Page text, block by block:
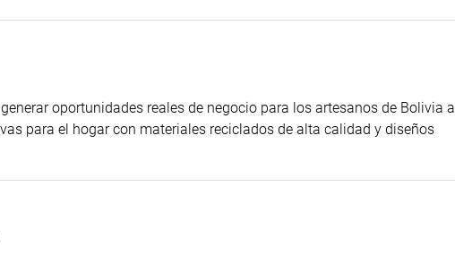
oportunidades reales de negocio para los artesanos de Bolivia a
para el hogar con materiales reciclados de alta calidad y diseños